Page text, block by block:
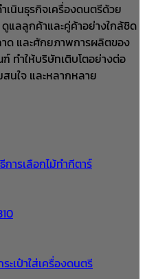
เนินธุรกิจเครื่องดนตรีด้วย
ดูแลลูกค้าและคู่ค้าอย่างใกล้ชิด
าด และศักยภาพการผลิตของ
ทำให้บริษัทเติบโตอย่างต่อ
นใจ และหลากหลาย
การเลือกไม้ทำกีตาร์
ะเป๋าใส่เครื่องดนตรี